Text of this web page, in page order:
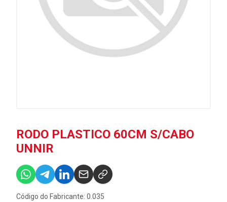
RODO PLASTICO 60CM S/CABO
UNNIR
Código do Fabricante: 0.035